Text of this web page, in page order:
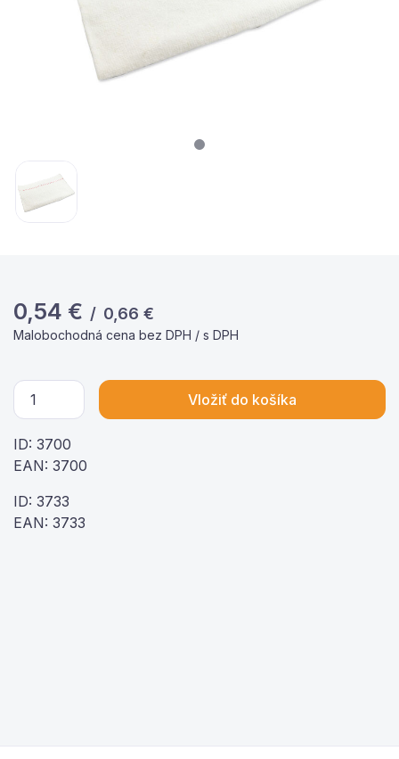
0,54 € / 0,66 €
Malobochodná cena bez DPH / s DPH
Vložiť do košíka
ID: 3700
EAN: 3700
ID: 3733
EAN: 3733